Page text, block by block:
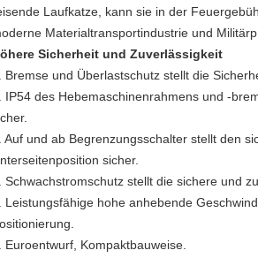
Laufkatze, kann sie in der
Materialtransportindustrie und
Sicherheit und Zuverlässigkeit
Bremse und Überlastschutz stellt die
IP54 des Hebemaschinenrahmens und -
Auf und ab Begrenzungsschalter stellt den
sicher.
Schwachstromschutz stellt die sichere und
Leistungsfähige hohe anhebende
Euroentwurf, Kompaktbauweise.